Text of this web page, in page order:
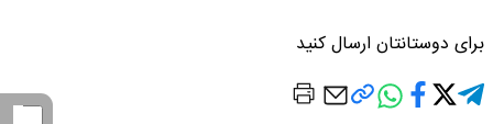
برای دوستانتان ارسال کنید